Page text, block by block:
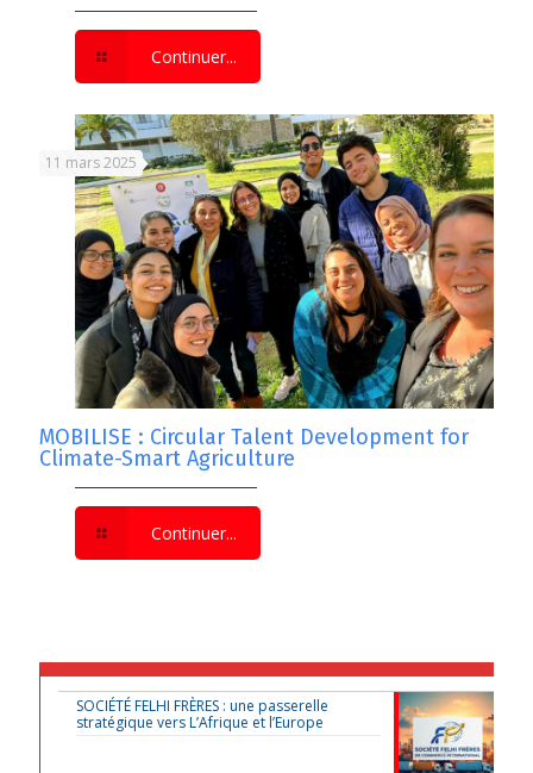
Continuer...
11 mars 2025
MOBILISE : Circular Talent Development for
Climate-Smart Agriculture
Continuer...
SOCIÉTÉ FELHI FRÈRES : une passerelle
stratégique vers L’Afrique et l’Europe